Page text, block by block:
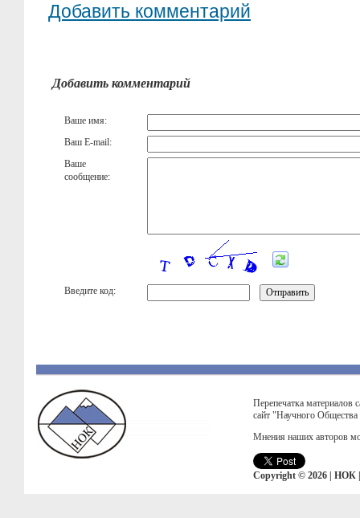
Добавить комментарий
Добавить комментарий
Ваше имя:
Ваш E-mail:
Ваше
сообщение:
Введите код:
Перепечатка материалов
сайт "Научного
Мнения наших авторов
Copyright © 2026 | НОК